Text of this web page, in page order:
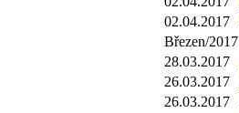
02.04.2017
Březen/2017
28.03.2017
26.03.2017
26.03.2017